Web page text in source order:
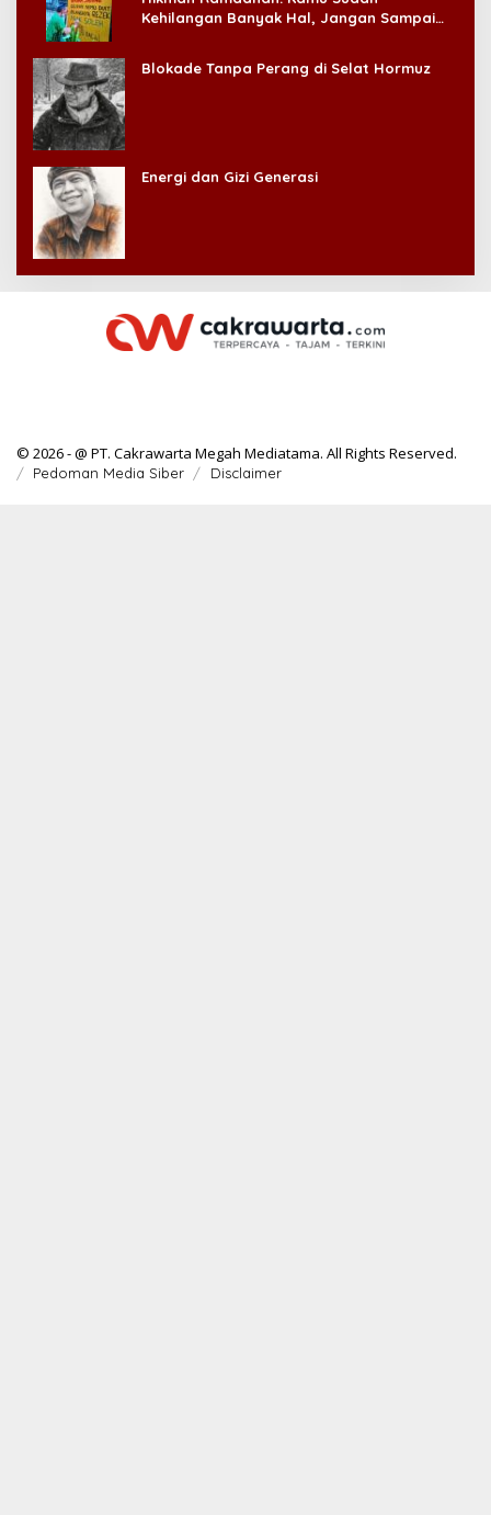
Kehilangan Banyak Hal, Jangan Sampai
Blokade Tanpa Perang di Selat Hormuz
Energi dan Gizi Generasi
© 2026 - @ PT. Cakrawarta Megah Mediatama. All Rights Reserved.
Pedoman Media Siber Disclaimer